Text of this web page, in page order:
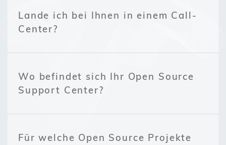
Lande ich bei Ihnen in einem Call-
Center?
Wo befindet sich Ihr Open Source
Support Center?
Für welche Open Source Projekte